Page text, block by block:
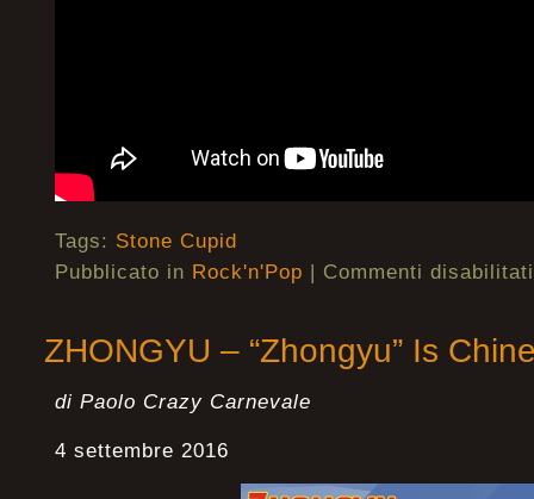
Tags: Stone Cupid
Pubblicato in Rock'n'Pop | Commenti disabilitati
ZHONGYU – “Zhongyu” Is
di Paolo Crazy Carnevale
4 settembre 2016